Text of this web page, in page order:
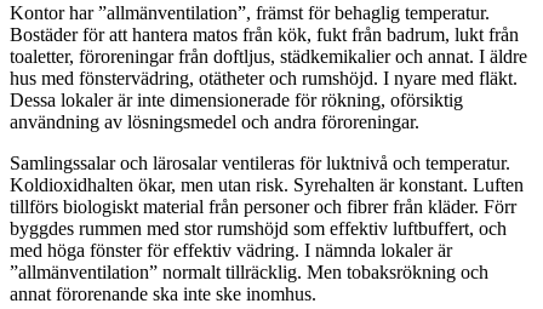
Kontor har ”allmänventilation”, främst för behaglig temperatur.
Bostäder för att hantera matos från kök, fukt från badrum, lukt från
toaletter, föroreningar från doftljus, städkemikalier och annat. I äldre
hus med fönstervädring, otätheter och rumshöjd. I nyare med fläkt.
Dessa lokaler är inte dimensionerade för rökning, oförsiktig
användning av lösningsmedel och andra föroreningar.
Samlingssalar och lärosalar ventileras för luktnivå och temperatur.
Koldioxidhalten ökar, men utan risk. Syrehalten är konstant. Luften
tillförs biologiskt material från personer och fibrer från kläder. Förr
byggdes rummen med stor rumshöjd som effektiv luftbuffert, och
med höga fönster för effektiv vädring. I nämnda lokaler är
”allmänventilation” normalt tillräcklig. Men tobaksrökning och
annat förorenande ska inte ske inomhus.